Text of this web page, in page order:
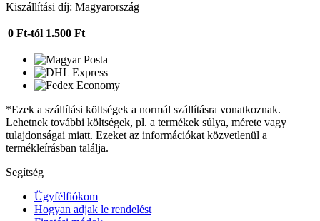
Kiszállítási díj: Magyarország
0 Ft-tól 1.500 Ft
*Ezek a szállítási költségek a normál szállításra vonatkoznak.
Lehetnek további költségek, pl. a termékek súlya, mérete vagy
tulajdonságai miatt. Ezeket az információkat közvetlenül a
termékleírásban találja.
Segítség
Ügyfélfiókom
Hogyan adjak le rendelést